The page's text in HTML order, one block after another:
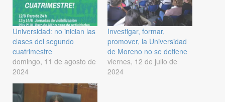
Universidad: no inician las
clases del segundo
cuatrimestre
domingo, 11 de agosto de
2024
Investigar, formar,
promover, la Universidad
de Moreno no se detiene
viernes, 12 de julio de
2024